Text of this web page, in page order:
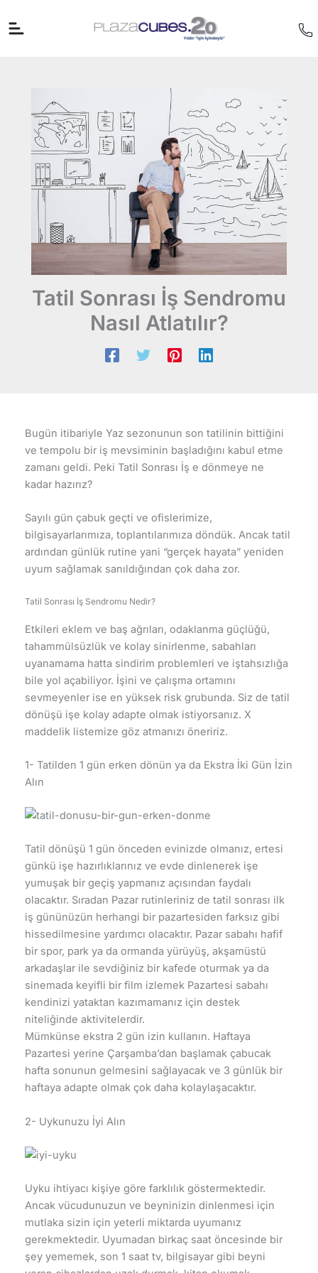
atla
Tatil Sonrası İş Sendromu
Nasıl Atlatılır?
Bugün itibariyle Yaz sezonunun son tatilinin bittiğini
ve tempolu bir iş mevsiminin başladığını kabul etme
zamanı geldi. Peki Tatil Sonrası İş e dönmeye ne
kadar hazırız?
Sayılı gün çabuk geçti ve ofislerimize,
bilgisayarlarımıza, toplantılarımıza döndük. Ancak tatil
ardından günlük rutine yani “gerçek hayata” yeniden
uyum sağlamak sanıldığından çok daha zor.
Tatil Sonrası İş Sendromu Nedir?
Etkileri eklem ve baş ağrıları, odaklanma güçlüğü,
tahammülsüzlük ve kolay sinirlenme, sabahları
uyanamama hatta sindirim problemleri ve iştahsızlığa
bile yol açabiliyor. İşini ve çalışma ortamını
sevmeyenler ise en yüksek risk grubunda. Siz de tatil
dönüşü işe kolay adapte olmak istiyorsanız. X
maddelik listemize göz atmanızı öneririz.
1- Tatilden 1 gün erken dönün ya da Ekstra İki Gün İzin
Alın
Tatil dönüşü 1 gün önceden evinizde olmanız, ertesi
günkü işe hazırlıklarınız ve evde dinlenerek işe
yumuşak bir geçiş yapmanız açısından faydalı
olacaktır. Sıradan Pazar rutinleriniz de tatil sonrası ilk
iş gününüzün herhangi bir pazartesiden farksız gibi
hissedilmesine yardımcı olacaktır. Pazar sabahı hafif
bir spor, park ya da ormanda yürüyüş, akşamüstü
arkadaşlar ile sevdiğiniz bir kafede oturmak ya da
sinemada keyifli bir film izlemek Pazartesi sabahı
kendinizi yataktan kazımamanız için destek
niteliğinde aktivitelerdir.
Mümkünse ekstra 2 gün izin kullanın. Haftaya
Pazartesi yerine Çarşamba’dan başlamak çabucak
hafta sonunun gelmesini sağlayacak ve 3 günlük bir
haftaya adapte olmak çok daha kolaylaşacaktır.
2- Uykunuzu İyi Alın
Uyku ihtiyacı kişiye göre farklılık göstermektedir.
Ancak vücudunuzun ve beyninizin dinlenmesi için
mutlaka sizin için yeterli miktarda uyumanız
gerekmektedir. Uyumadan birkaç saat öncesinde bir
şey yememek, son 1 saat tv, bilgisayar gibi beyni